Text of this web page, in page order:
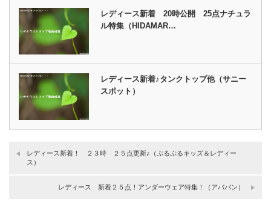
レディース新着 20時公開 25点ナチュラ
ル特集（HIDAMAR…
レディース新着♪タンクトップ他（サニー
スポット）
レディース新着！ ２３時 ２５点更新♪（ぷるぷるキッズ＆レディー
ス）
レディース 新着２５点！アンダーウェア特集！（アババン）